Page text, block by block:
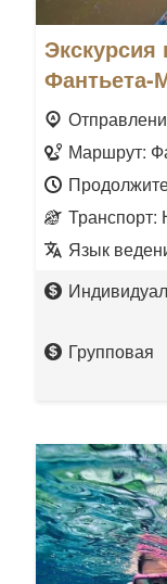
Экскурсия
Фантьета-
Маршрут:
Транспорт:
Язык
Групповая